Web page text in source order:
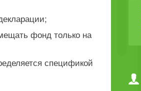
фонд только на
спецификой